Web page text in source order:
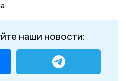
наши новости: